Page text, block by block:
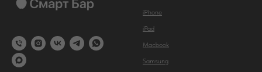
iPhone
iPad
Macbook
Samsung